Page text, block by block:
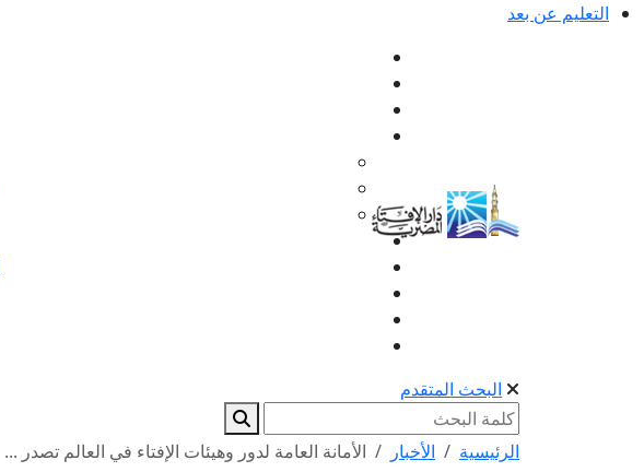
التعليم عن بعد
البحث المتقدم
الرئيسية الأخبار
الأمانة العامة لدور وهيئات الإفتاء في العالم تصدر ...